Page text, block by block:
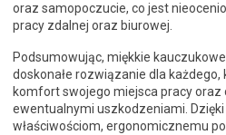
oraz samopoczucie, co jest
pracy zdalnej oraz biurowej.
Podsumowując, miękkie
doskonałe rozwiązanie dla
komfort swojego miejsca pracy oraz
ewentualnymi uszkodzeniami.
właściwościom, ergonomicznemu